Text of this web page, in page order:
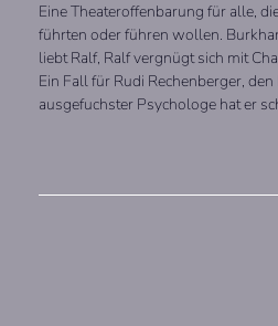
Eine Theateroffenbarung für alle,
führten oder führen wollen.
liebt Ralf, Ralf vergnügt sich mit
Ein Fall für Rudi Rechenberger,
ausgefuchster Psychologe hat er